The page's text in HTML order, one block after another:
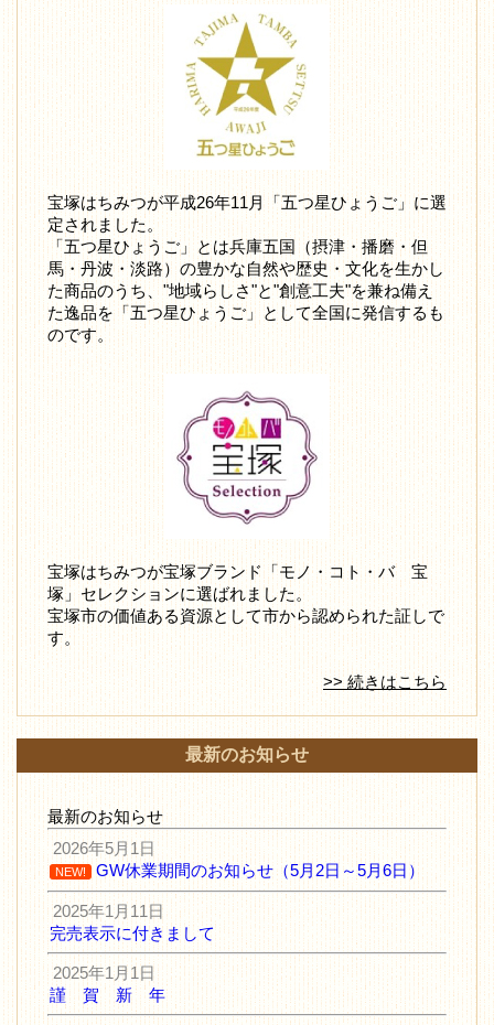
宝塚はちみつが平成26年11月「五つ星ひょうご」に選
定されました。
「五つ星ひょうご」とは兵庫五国（摂津・播磨・但
馬・丹波・淡路）の豊かな自然や歴史・文化を生かし
た商品のうち、"地域らしさ"と"創意工夫"を兼ね備え
た逸品を「五つ星ひょうご」として全国に発信するも
のです。
宝塚はちみつが宝塚ブランド「モノ・コト・バ 宝
塚」セレクションに選ばれました。
宝塚市の価値ある資源として市から認められた証しで
す。
>> 続きはこちら
最新のお知らせ
最新のお知らせ
2026年5月1日
NEW! GW休業期間のお知らせ（5月2日～5月6日）
2025年1月11日
完売表示に付きまして
2025年1月1日
謹 賀 新 年